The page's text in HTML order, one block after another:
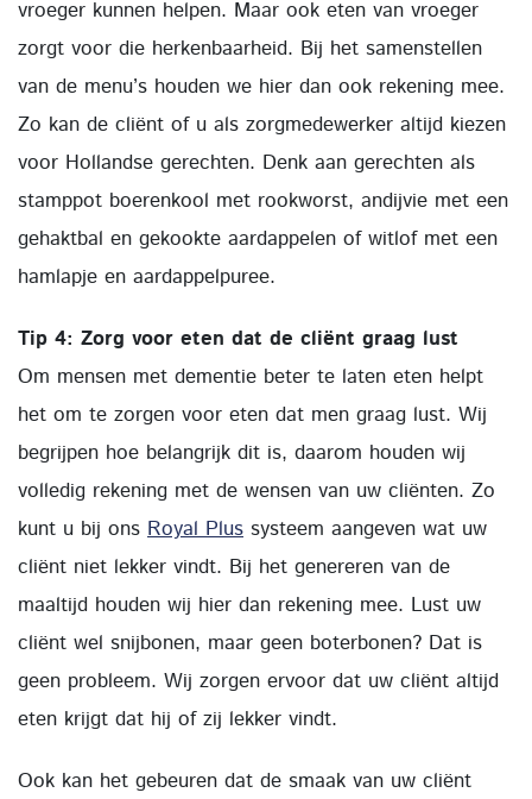
vroeger kunnen helpen. Maar ook eten van vroeger
zorgt voor die herkenbaarheid. Bij het samenstellen
van de menu’s houden we hier dan ook rekening mee.
Zo kan de cliënt of u als zorgmedewerker altijd kiezen
voor Hollandse gerechten. Denk aan gerechten als
stamppot boerenkool met rookworst, andijvie met een
gehaktbal en gekookte aardappelen of witlof met een
hamlapje en aardappelpuree.
Tip 4: Zorg voor eten dat de cliënt graag lust
Om mensen met dementie beter te laten eten helpt
het om te zorgen voor eten dat men graag lust. Wij
begrijpen hoe belangrijk dit is, daarom houden wij
volledig rekening met de wensen van uw cliënten. Zo
kunt u bij ons Royal Plus systeem aangeven wat uw
cliënt niet lekker vindt. Bij het genereren van de
maaltijd houden wij hier dan rekening mee. Lust uw
cliënt wel snijbonen, maar geen boterbonen? Dat is
geen probleem. Wij zorgen ervoor dat uw cliënt altijd
eten krijgt dat hij of zij lekker vindt.
Ook kan het gebeuren dat de smaak van uw cliënt